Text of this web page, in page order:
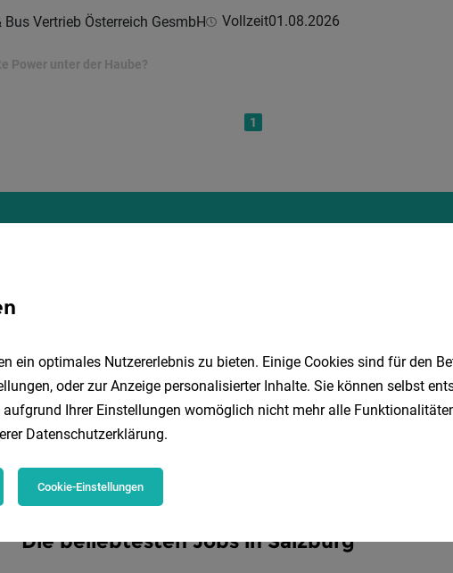
Bus Vertrieb Österreich GesmbH Vollzeit01.08.2026
Power unter der Haube?
1
Die beliebtesten Jobs in Salzburg
ein optimales Nutzererlebnis zu bieten. Einige Cookies sind für den
oder zur Anzeige personalisierter Inhalte. Sie können selbst
Ihrer Einstellungen womöglich nicht mehr alle
Datenschutzerklärung.
Cookie-Einstellungen